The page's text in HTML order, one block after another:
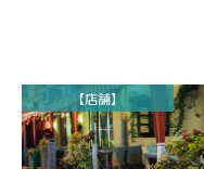
【店舗】